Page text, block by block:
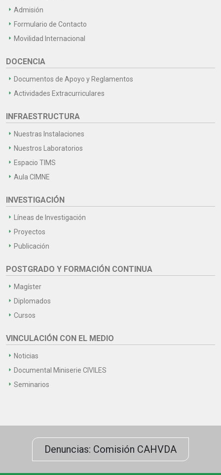
Admisión
Formulario de Contacto
Movilidad Internacional
DOCENCIA
Documentos de Apoyo y Reglamentos
Actividades Extracurriculares
INFRAESTRUCTURA
Nuestras Instalaciones
Nuestros Laboratorios
Espacio TIMS
Aula CIMNE
INVESTIGACIÓN
Líneas de Investigación
Proyectos
Publicación
POSTGRADO Y FORMACIÓN CONTINUA
Magíster
Diplomados
Cursos
VINCULACIÓN CON EL MEDIO
Noticias
Documental Miniserie CIVILES
Seminarios
Denuncias: Comisión CAHVDA